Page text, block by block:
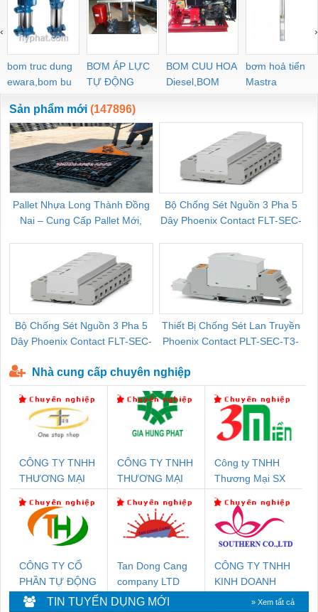
bom truc dung
ewara,bom bu
ewara
BƠM ÁP LỰC
TỰ ĐỘNG
BOM CUU HOA
Diesel,BOM
CHUA CHAY
bơm hoả tiển
Mastra
‹ ›
Sản phẩm mới (147896)
Pallet Nhựa Long Thành Đồng
Nai – Cung Cấp Pallet Mới,
Bộ Chống Sét Nguồn 3 Pha 5
Dây Phoenix Contact FLT-SEC-
Bộ Chống Sét Nguồn 3 Pha 5
Dây Phoenix Contact FLT-SEC-
Thiết Bị Chống Sét Lan Truyền
Phoenix Contact PLT-SEC-T3-
Nhà cung cấp chuyên nghiệp
CÔNG TY TNHH
THƯƠNG MẠI
NAM
CÔNG TY TNHH
THƯƠNG MẠI
THUẬT ĐIỆN CƠ
GIA HƯNG
PHÁT
Công ty TNHH
Thương Mại SX
CÔNG TY CỔ
PHẦN TỰ ĐỘNG
TIẾN HƯNG
Tan Dong Cang
company LTD
CÔNG TY TNHH
KINH DOANH
DỊCH VỤ XNK
TIN TUYỂN DỤNG MỚI » Xem tất cả